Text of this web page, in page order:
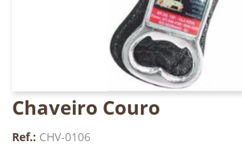
Chaveiro Couro
Ref.: CHV-0106